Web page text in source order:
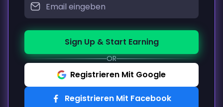
Sign Up & Start Earning
OR
Registrieren Mit Google
Registrieren Mit Facebook